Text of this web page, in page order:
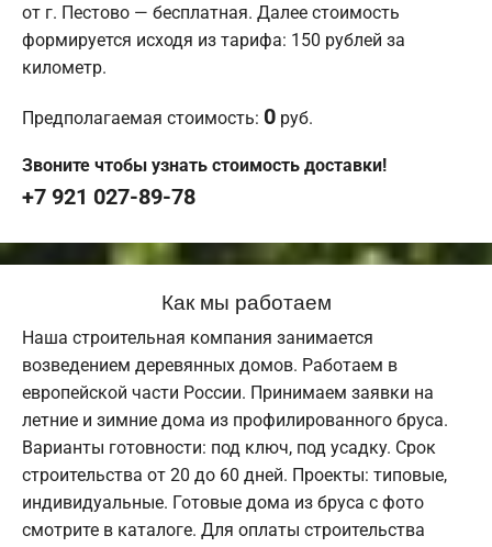
от г. Пестово — бесплатная. Далее стоимость
формируется исходя из тарифа: 150 рублей за
километр.
Предполагаемая стоимость: 0 руб.
Звоните чтобы узнать стоимость доставки!
+7 921 027-89-78
Как мы работаем
Наша строительная компания занимается
возведением деревянных домов. Работаем в
европейской части России. Принимаем заявки на
летние и зимние дома из профилированного бруса.
Варианты готовности: под ключ, под усадку. Срок
строительства от 20 до 60 дней. Проекты: типовые,
индивидуальные. Готовые дома из бруса с фото
смотрите в каталоге. Для оплаты строительства